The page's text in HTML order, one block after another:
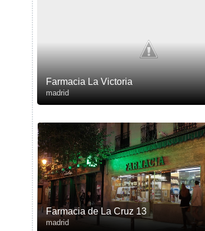
Farmacia La Victoria
madrid
Farmacia de La Cruz 13
madrid